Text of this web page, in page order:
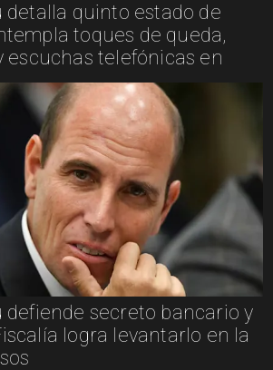
detalla quinto estado de
toques de queda,
escuchas telefónicas en
defiende secreto bancario y
logra levantarlo en la